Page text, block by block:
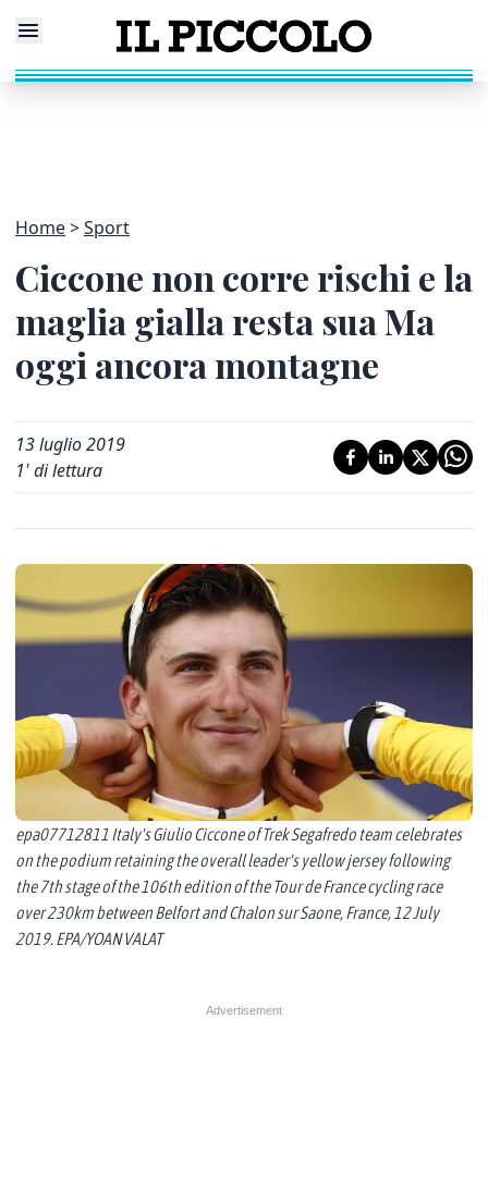
Home Sport
Ciccone non corre rischi e la
maglia gialla resta sua Ma
oggi ancora montagne
13 luglio 2019
1' di lettura
epa07712811 Italy's Giulio Ciccone of Trek Segafredo team celebrates
on the podium retaining the overall leader's yellow jersey following
the 7th stage of the 106th edition of the Tour de France cycling race
over 230km between Belfort and Chalon sur Saone, France, 12 July
2019. EPA/YOAN VALAT